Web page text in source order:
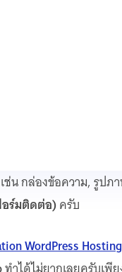
ช่น กล่องข้อความ, รูป
ร์มติดต่อ)ครับ
WordPress Hosting